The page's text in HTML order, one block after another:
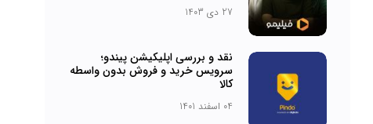
27 دی 1403
نقد و بررسی اپلیکیشن پیندو؛
سرویس خرید و فروش بدون واسطه
کالا
04 اسفند 1401